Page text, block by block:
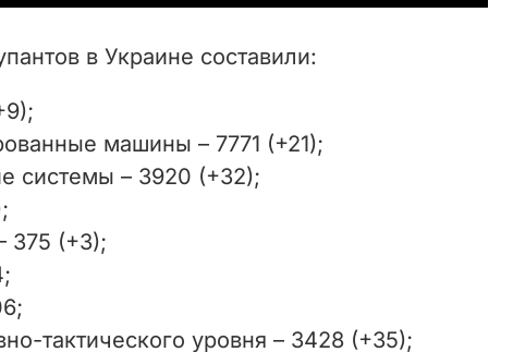
d
e
в Украине составили:
машины – 7771 (+21);
системы – 3920 (+32);
375 (+3);
тактического уровня – 3428 (+35);